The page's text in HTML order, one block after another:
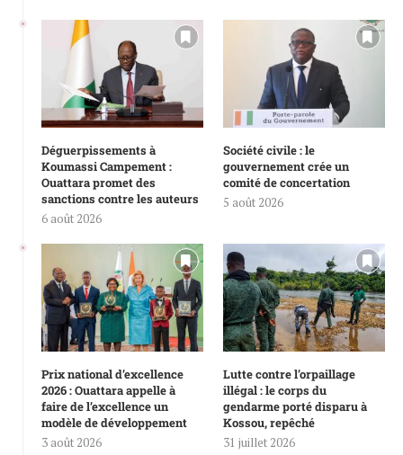
Déguerpissements à
Koumassi Campement :
Ouattara promet des
sanctions contre les auteurs
6 août 2026
Société civile : le
gouvernement crée un
comité de concertation
5 août 2026
Prix national d’excellence
2026 : Ouattara appelle à
faire de l’excellence un
modèle de développement
3 août 2026
Lutte contre l’orpaillage
illégal : le corps du
gendarme porté disparu à
Kossou, repêché
31 juillet 2026